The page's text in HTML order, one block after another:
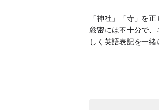
「神社」「寺」を
厳密には不十分で
しく英語表記を一緒